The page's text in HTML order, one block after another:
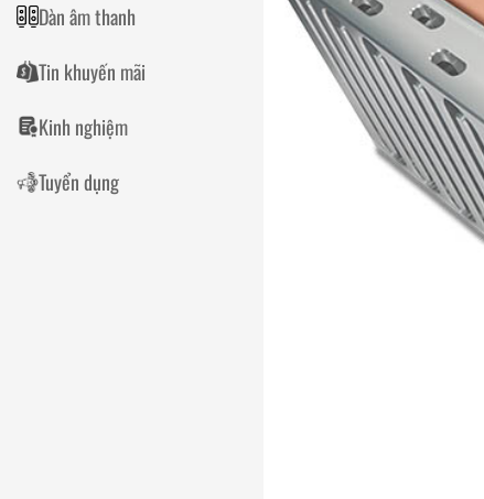
Dàn âm thanh
Tin khuyến mãi
Kinh nghiệm
Tuyển dụng